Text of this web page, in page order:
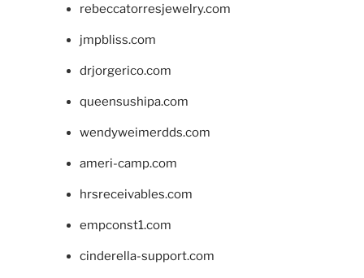
rebeccatorresjewelry.com
jmpbliss.com
drjorgerico.com
queensushipa.com
wendyweimerdds.com
ameri-camp.com
hrsreceivables.com
empconst1.com
cinderella-support.com